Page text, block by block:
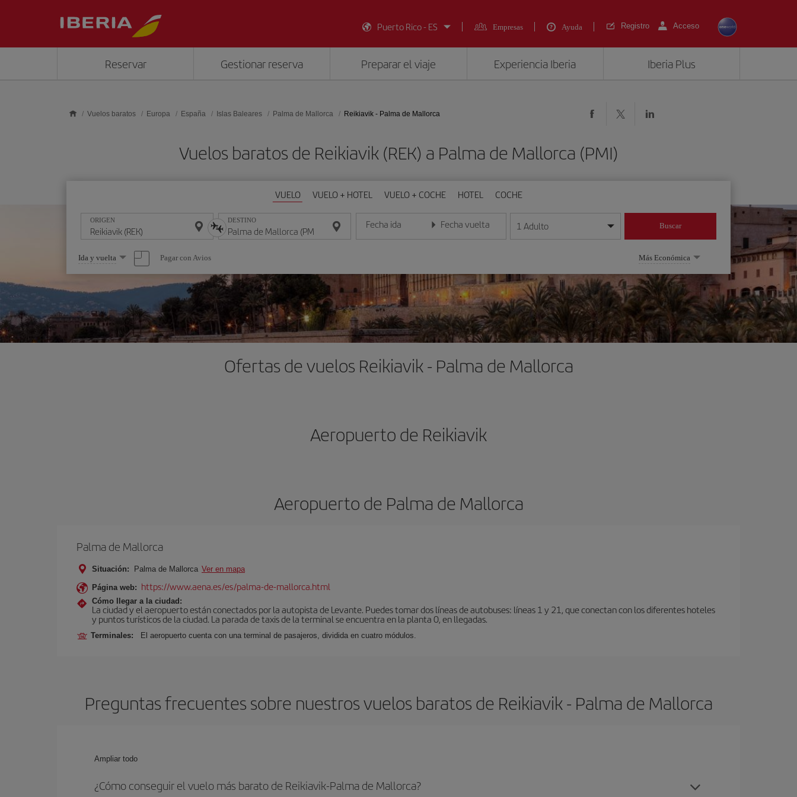
Puerto Rico - ES
Empresas Ayuda Registro Acceso
Reservar Gestionar reserva Preparar el viaje Experiencia Iberia Iberia Plus
Vuelos baratos Europa España Islas Baleares Palma de Mallorca Reikiavik - Palma de Mallorca
Vuelos baratos de Reikiavik (REK) a Palma de Mallorca (PMI)
VUELO VUELO + HOTEL VUELO + COCHE HOTEL COCHE
ORIGEN DESTINO Fecha ida
Introduce la fecha en formato día/mes/año
Fecha vuelta
Introduce la fecha en formato día/mes/año
1 Adulto Buscar
Seleccione
una
opción
Ida y vuelta Pagar con Avios Más Económica
Ofertas de vuelos Reikiavik - Palma de Mallorca
Aeropuerto de Reikiavik
Aeropuerto de Palma de Mallorca
Palma de Mallorca
Situación: Palma de Mallorca Ver en mapa
Página web: https://www.aena.es/es/palma-de-mallorca.html
Cómo llegar a la ciudad:
La ciudad y el aeropuerto están conectados por la autopista de Levante. Puedes tomar dos líneas de autobuses: líneas 1 y 21, que conectan con los diferentes hoteles
y puntos turísticos de la ciudad. La parada de taxis de la terminal se encuentra en la planta 0, en llegadas.
Terminales: El aeropuerto cuenta con una terminal de pasajeros, dividida en cuatro módulos.
Preguntas frecuentes sobre nuestros vuelos baratos de Reikiavik - Palma de Mallorca
Ampliar todo
¿Cómo conseguir el vuelo más barato de Reikiavik-Palma de Mallorca?